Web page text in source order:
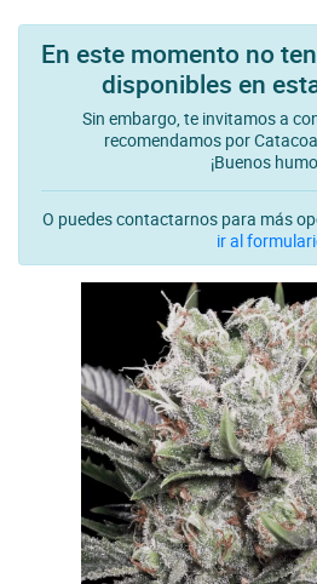
En este momento no
disponibles en
Sin embargo, te invitamos a
recomendamos por
¡Buenos
O puedes contactarnos para más
ir al